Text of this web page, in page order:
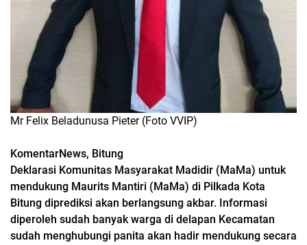
Mr Felix Beladunusa Pieter (Foto VVIP)
KomentarNews, Bitung
Deklarasi Komunitas Masyarakat Madidir (MaMa) untuk
mendukung Maurits Mantiri (MaMa) di Pilkada Kota
Bitung diprediksi akan berlangsung akbar. Informasi
diperoleh sudah banyak warga di delapan Kecamatan
sudah menghubungi panita akan hadir mendukung secara